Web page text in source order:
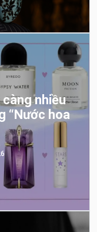
càng nhiều
“Nước hoa